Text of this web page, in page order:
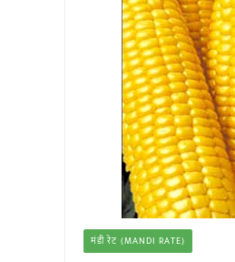
मंडी रेट (MANDI RATE)